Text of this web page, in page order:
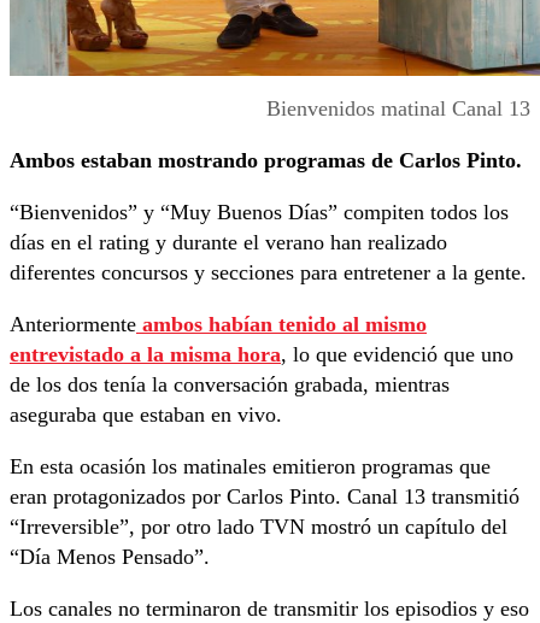
Bienvenidos matinal Canal 13
Ambos estaban mostrando programas de Carlos Pinto.
“Bienvenidos” y “Muy Buenos Días” compiten todos los
días en el rating y durante el verano han realizado
diferentes concursos y secciones para entretener a la gente.
Anteriormente ambos habían tenido al mismo
entrevistado a la misma hora, lo que evidenció que uno
de los dos tenía la conversación grabada, mientras
aseguraba que estaban en vivo.
En esta ocasión los matinales emitieron programas que
eran protagonizados por Carlos Pinto. Canal 13 transmitió
“Irreversible”, por otro lado TVN mostró un capítulo del
“Día Menos Pensado”.
Los canales no terminaron de transmitir los episodios y eso